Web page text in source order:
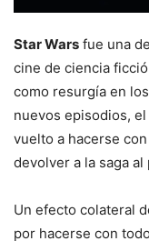
Star Wars fue una
cine de ciencia
como resurgía en
nuevos episodios,
vuelto a hacerse
devolver a la saga
Un efecto colateral
por hacerse con